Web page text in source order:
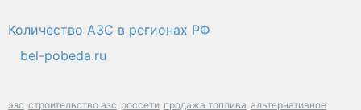
Количество АЗС в регионах РФ
bel-pobeda.ru
эзс строительство азс россети продажа топлива альтернативное